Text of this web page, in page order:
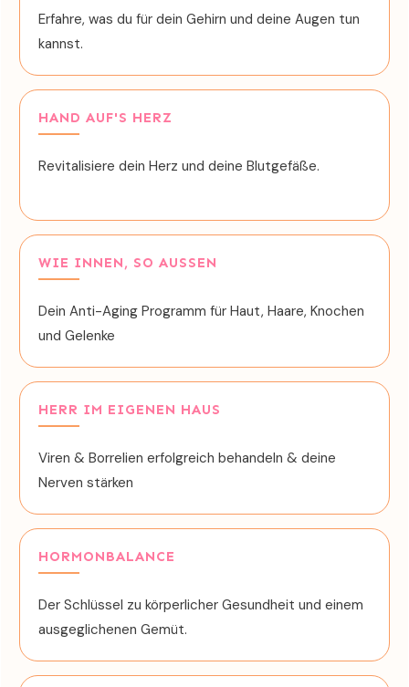
Erfahre, was du für dein Gehirn und deine Augen tun
kannst.
HAND AUF'S HERZ
Revitalisiere dein Herz und deine Blutgefäße.
WIE INNEN, SO AUSSEN
Dein Anti-Aging Programm für Haut, Haare, Knochen
und Gelenke
HERR IM EIGENEN HAUS
Viren & Borrelien erfolgreich behandeln & deine
Nerven stärken
HORMONBALANCE
Der Schlüssel zu körperlicher Gesundheit und einem
ausgeglichenen Gemüt.